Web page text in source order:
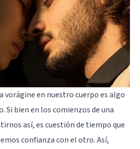
vorágine en nuestro cuerpo es algo
bien en los comienzos de una
así, es cuestión de tiempo que
confianza con el otro. Así,